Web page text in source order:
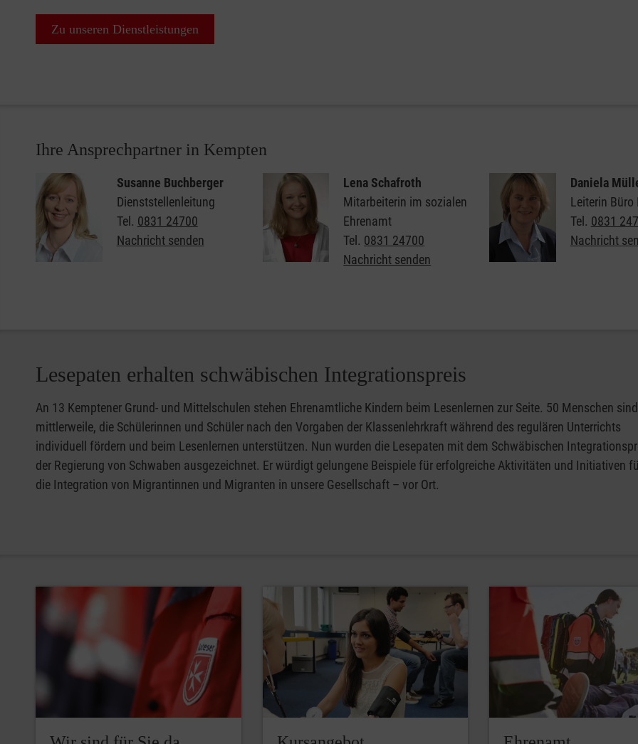
Zu unseren Dienstleistungen
Ihre Ansprechpartner in Kempten
Susanne Buchberger
Dienststellenleitung
Tel. 0831 24700
Nachricht senden
Lena Schafroth
Mitarbeiterin im sozialen
Ehrenamt
Tel. 0831 24700
Nachricht senden
Daniela
Leiterin Büro
Tel. 0831
Nachricht
Lesepaten erhalten schwäbischen Integrationspreis
An 13 Kemptener Grund- und Mittelschulen stehen Ehrenamtliche Kindern beim Lesenlernen zur Seite. 50 Menschen
mittlerweile, die Schülerinnen und Schüler nach den Vorgaben der Klassenlehrkraft während des regulären Unterrichts
individuell fördern und beim Lesenlernen unterstützen. Nun wurden die Lesepaten mit dem Schwäbischen
der Regierung von Schwaben ausgezeichnet. Er würdigt gelungene Beispiele für erfolgreiche Aktivitäten und Initiativen
die Integration von Migrantinnen und Migranten in unsere Gesellschaft – vor Ort.